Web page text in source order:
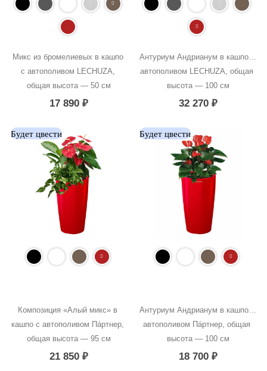
Микс из бромелиевых в кашпо
с автополивом LECHUZA,
общая высота — 50 см
17 890₽
Антуриум Андрианум в кашпо с
автополивом LECHUZA, общая
высота — 100 см
32 270 ₽
Будет цвести
Композиция «Алый микс» в
кашпо с автополивом Пáртнер,
общая высота — 95 см
21 850₽
Будет цвести
Антуриум Андрианум в кашпо с
автополивом Пáртнер, общая
высота — 100 см
18 700 ₽